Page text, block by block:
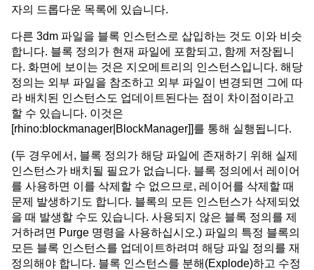
자의 드롭다운 목록에 있습니다.
다른 3dm 파일을 블록 인스턴스로 삽입하는 것도 이와 비슷
합니다. 블록 정의가 현재 파일에 포함되고, 함께 저장됩니
다. 화면에 보이는 것은 지오메트리의 인스턴스입니다. 해당
정의는 외부 파일을 참조하고 외부 파일이 변경되면 그에 따
라 배치된 인스턴스도 업데이트된다는 점이 차이점이라고
할 수 있습니다. 이것은
[rhino:blockmanager|BlockManager]]를 통해 실행됩니다.
(두 경우에서, 블록 정의가 해당 파일에 존재하기 위해 실제
인스턴스가 배치될 필요가 없습니다. 블록 정의에서 레이어
를 사용하면 이를 삭제할 수 없으므로, 레이어를 삭제할 때
문제 발생하기도 합니다. 블록의 모든 인스턴스가 삭제되었
을 때 발생할 수도 있습니다. 사용되지 않은 블록 정의를 제
거하려면 Purge 명령을 사용하십시오.) 파일의 특정 블록의
모든 블록 인스턴스를 업데이트하려며 해당 파일 정의를 재
정의해야 합니다. 블록 인스턴스를 분해(Explode)하고 수정